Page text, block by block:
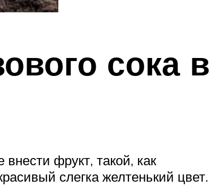
сока в
фрукт, такой, как
слегка желтенький цвет.